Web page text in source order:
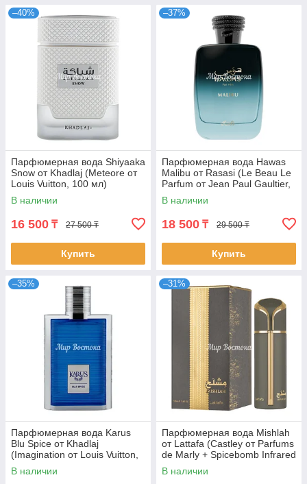
–40%
Парфюмерная вода Shiyaaka
Snow от Khadlaj (Meteore от
Louis Vuitton, 100 мл)
В наличии
16 500 ₸ 27 500 ₸
Купить
–37%
Парфюмерная вода Hawas
Malibu от Rasasi (Le Beau Le
Parfum от Jean Paul Gaultier,
100 мл)
В наличии
18 500 ₸ 29 500 ₸
Купить
–35%
Парфюмерная вода Karus
Blu Spice от Khadlaj
(Imagination от Louis Vuitton,
100 мл)
В наличии
–31%
Парфюмерная вода Mishlah
от Lattafa (Castley от Parfums
de Marly + Spicebomb Infrared
от Viktor&Rolf, 100 мл)
В наличии